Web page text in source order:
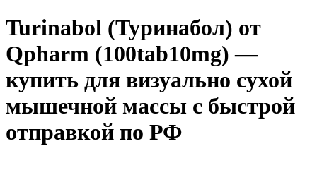
Turinabol (Туринабол) от
Qpharm (100tab10mg) —
купить для визуально сухой
мышечной массы с быстрой
отправкой по РФ